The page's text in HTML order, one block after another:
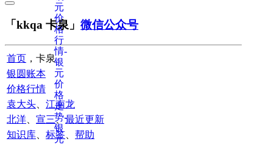
「kkqa 卡泉」 微信公众号
首页 ，卡泉
银圆账本
价格行情
袁大头
江南龙
北洋
宣三、最近更新
知识库
标签 帮助